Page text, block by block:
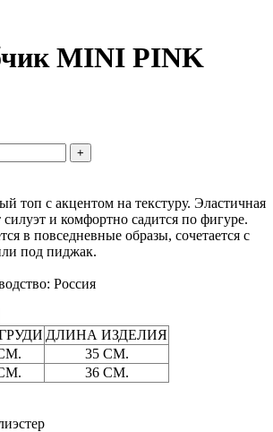
MINI PINK
+
топ с акцентом на текстуру. Эластичная
силуэт и комфортно садится по фигуре.
в повседневные образы, сочетается с
под пиджак.
Россия
ДЛИНА ИЗДЕЛИЯ
35 СМ.
36 СМ.